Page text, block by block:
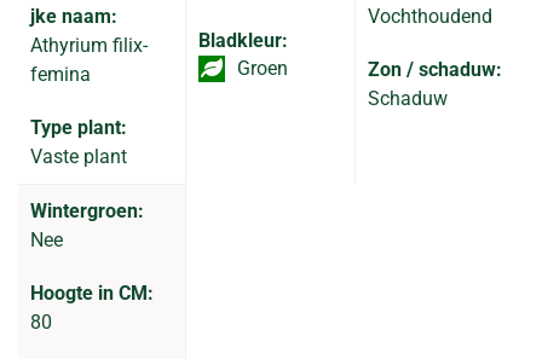
jke naam:
Athyrium filix-
femina
Type plant:
Vaste plant
Bladkleur:
Groen
Vochthoudend
Zon / schaduw:
Schaduw
Wintergroen:
Nee
Hoogte in CM:
80